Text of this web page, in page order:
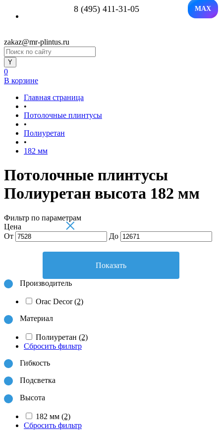
8 (495) 411-31-05 MAX
zakaz@mr-plintus.ru
0
В корзине
Главная страница
•
Потолочные плинтусы
•
Полиуретан
•
182 мм
Потолочные плинтусы
Полиуретан высота 182 мм
Фильтр по параметрам
×
Цена
От
До
Показать
Производитель
Orac Decor(2)
Материал
Полиуретан (2)
Сбросить фильтр
Гибкость
Подсветка
Высота
182 мм (2)
Сбросить фильтр